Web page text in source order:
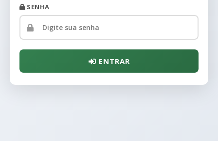
SENHA
ENTRAR